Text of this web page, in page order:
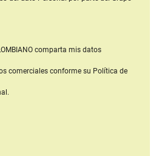
comparta mis datos
comerciales conforme su Política de